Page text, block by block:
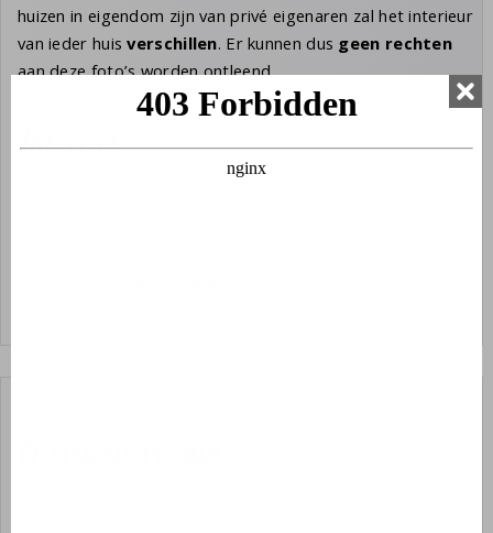
huizen in eigendom zijn van privé eigenaren zal het interieur
van ieder huisverschillen. Er kunnen dus geen rechten
aan deze foto’s worden ontleend.
Internet